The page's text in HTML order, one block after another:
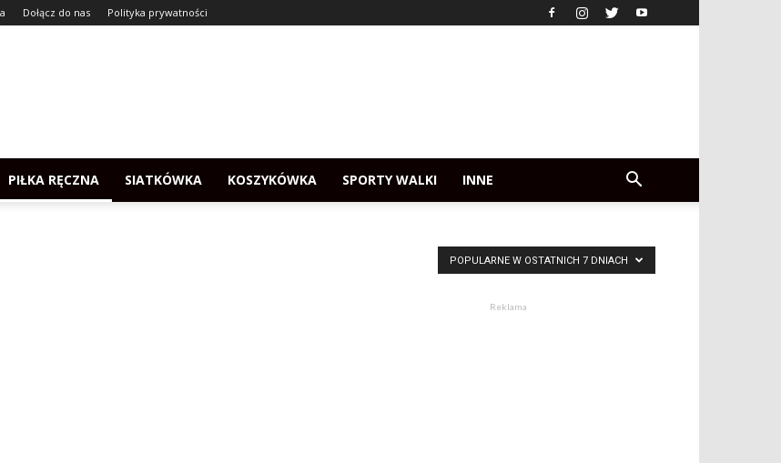
Dołącz do nas Polityka prywatności
PIŁKA RĘCZNA SIATKÓWKA KOSZYKÓWKA SPORTY WALKI INNE
POPULARNE W OSTATNICH 7 DNIACH
Reklama